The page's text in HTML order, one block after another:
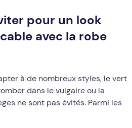
pour un look
avec la robe
à de nombreux styles, le vert
dans le vulgaire ou la
ne sont pas évités. Parmi les